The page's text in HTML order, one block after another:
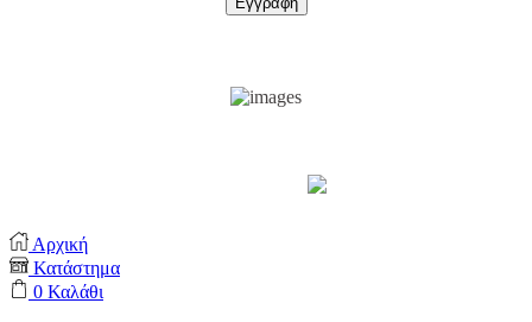
Αρχική
Κατάστημα
0 Καλάθι